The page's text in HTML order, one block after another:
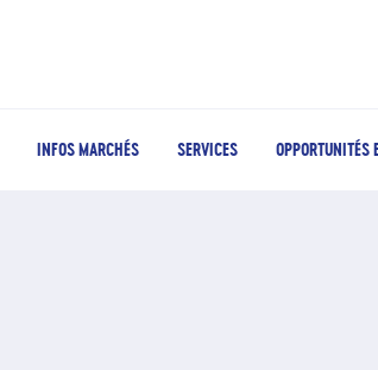
INFOS MARCHÉS SERVICES OPPORTUNITÉS